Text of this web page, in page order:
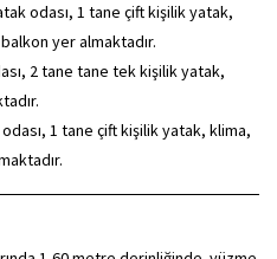
odası, 1 tane çift kişilik yatak,
yer almaktadır.
2 tane tane tek kişilik yatak,
1 tane çift kişilik yatak, klima,